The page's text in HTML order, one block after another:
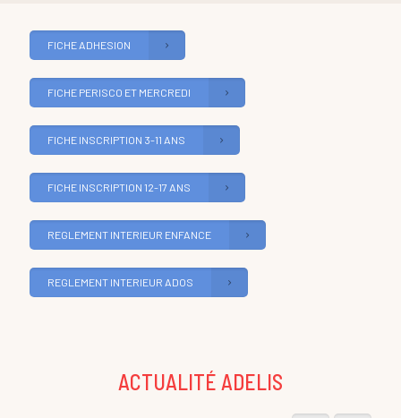
FICHE ADHESION
FICHE PERISCO ET MERCREDI
FICHE INSCRIPTION 3-11 ANS
FICHE INSCRIPTION 12-17 ANS
REGLEMENT INTERIEUR ENFANCE
REGLEMENT INTERIEUR ADOS
ACTUALITÉ ADELIS